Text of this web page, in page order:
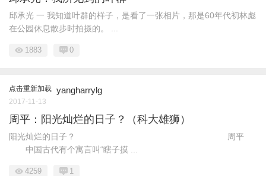
邱承光 一 我知道叶群的样子，是看了一张相片，那是60年代初林彪
在公园休息散步时拍摄的。 ...
1883 0
点击重新加载 yangharrylg
2017-11-13
周平：阳光灿烂的日子？（科大雄狮）
阳光灿烂的日子？ 周平
中国古代有个寓言叫“瞎子摸 ...
4259 1